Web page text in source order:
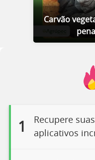
Carvão
1
Recupere
aplicativos